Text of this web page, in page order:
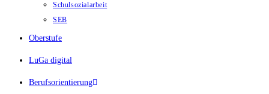
Schulsozialarbeit
SEB
Oberstufe
LuGa digital
Berufsorientierung